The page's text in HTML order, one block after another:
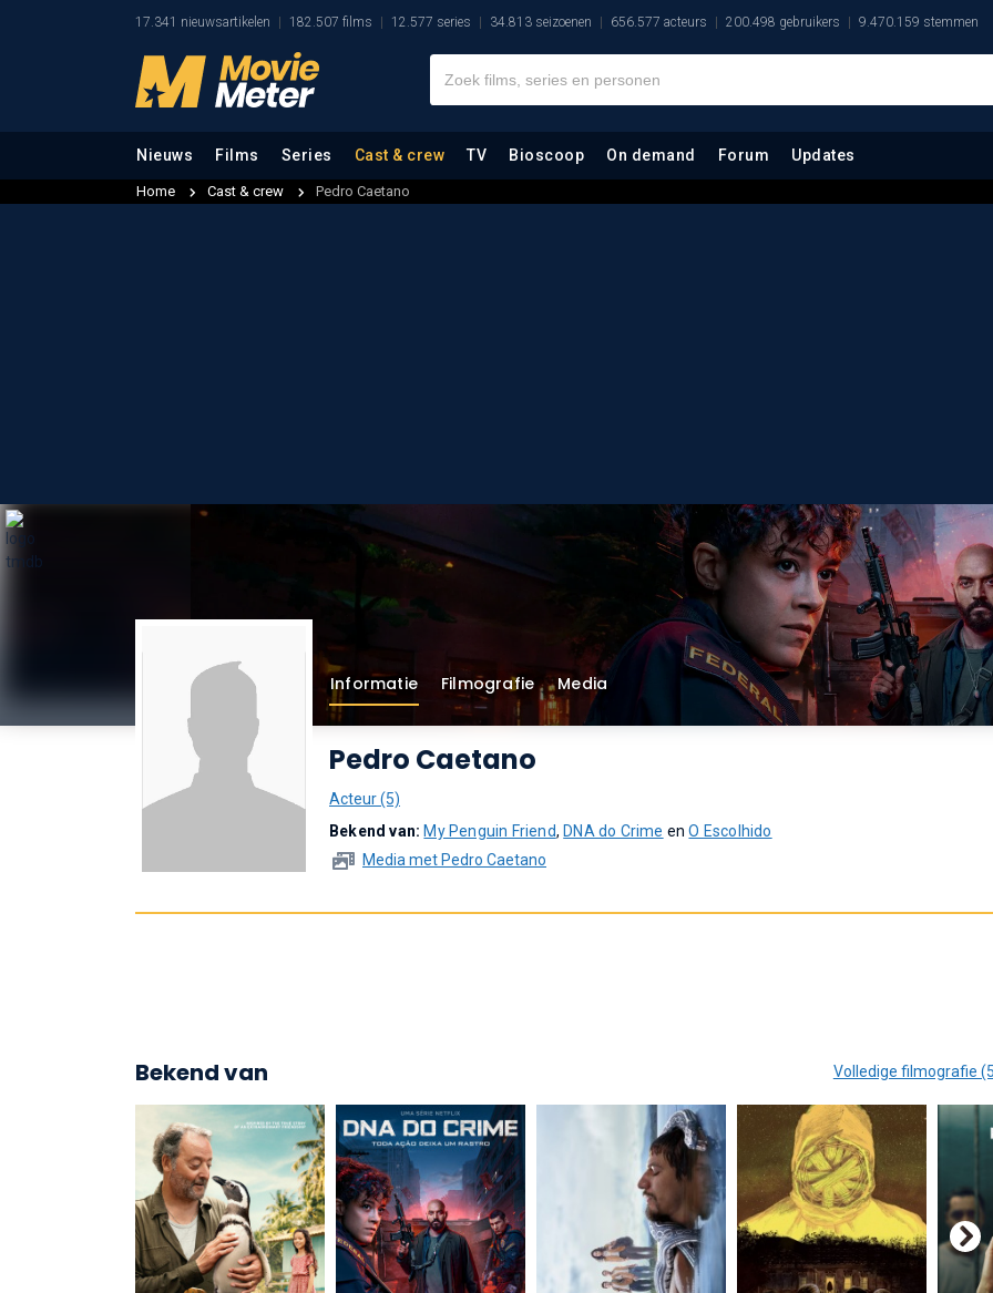
17.341 nieuwsartikelen 182.507 films 12.577 series 34.813 seizoenen 656.577 acteurs 200.498 gebruikers 9.470.159 stemmen
Nieuws Films Series Cast & crew TV Bioscoop On demand Forum Updates
Home Cast & crew Pedro Caetano
Informatie Filmografie Media
Pedro Caetano
Acteur (5)
Bekend van: My Penguin Friend, DNA do Crime enO Escolhido
Media met Pedro Caetano
Bekend van Volledige filmografie